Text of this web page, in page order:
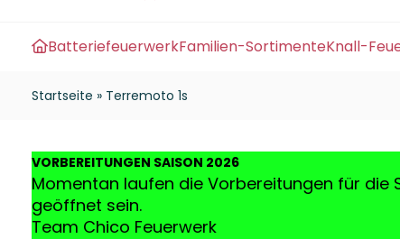
BatteriefeuerwerkFamilien-SortimenteKnall-
Startseite » Terremoto 1s
VORBEREITUNGEN SAISON 2026
Momentan laufen die Vorbereitungen für die
geöffnet sein.
Team Chico Feuerwerk